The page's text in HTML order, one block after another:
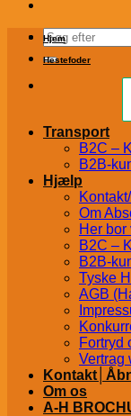
Søg
efter:
Transport
B2C –
B2B-
Hjælp
Om
Her bor
B2C –
B2B-
Tyske
AGB
Fortryd
Vertrag
Om os
A-H
Hjem
Hestefoder